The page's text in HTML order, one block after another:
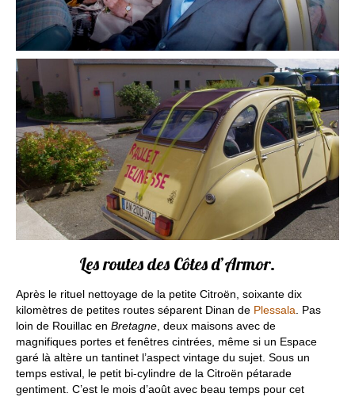
Les routes des Côtes d’Armor.
Après le rituel nettoyage de la petite Citroën, soixante dix
kilomètres de petites routes séparent Dinan de Plessala. Pas
loin de Rouillac en Bretagne, deux maisons avec de
magnifiques portes et fenêtres cintrées, même si un Espace
garé là altère un tantinet l’aspect vintage du sujet. Sous un
temps estival, le petit bi-cylindre de la Citroën pétarade
gentiment. C’est le mois d’août avec beau temps pour cet